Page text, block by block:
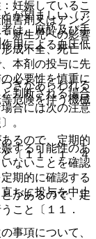
妊娠しているこ
害剤又はアンジ
新生児への影響
成不全、死亡
本剤の投与に先
必要性を慎重に
判断される場合
合には次の注意
。
する可能性のあ
ないことを確認
期的に確認する
ちに投与を中止
事項について、
が望ましい（ア
は、麻酔及び手
用による血圧低
きがあらわれる
危険を伴う機械
るので、定期的
〔１１．１．４
があるので、定
こと〔１１．